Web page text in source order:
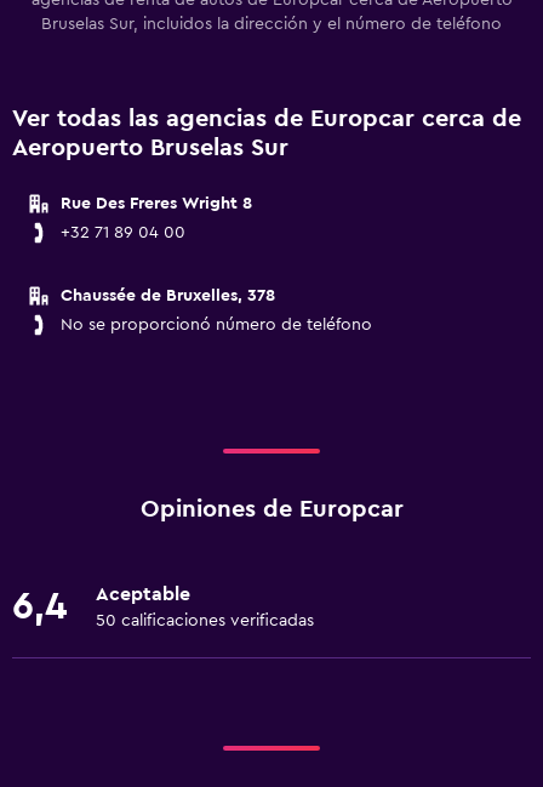
Bruselas Sur, incluidos la dirección y el número de teléfono
Ver todas las agencias de Europcar cerca de
Aeropuerto Bruselas Sur
Rue Des Freres Wright 8
+32 71 89 04 00
Chaussée de Bruxelles, 378
No se proporcionó número de teléfono
Opiniones de Europcar
6,4 Aceptable
50 calificaciones verificadas